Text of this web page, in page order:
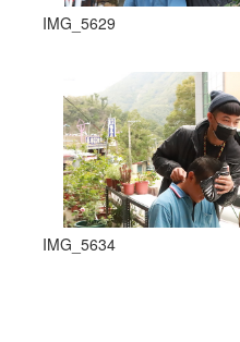
IMG_5629
IMG_5634